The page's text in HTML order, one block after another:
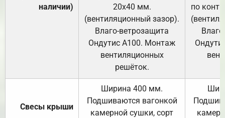
наличии)
20х40 мм.
(вентиляционный зазор).
Влаго-ветрозащита
Ондутис А100. Монтаж
вентиляционных
решёток.
по
Свесы крыши
Ширина 400 мм.
Подшиваются вагонкой
камерной сушки, сорт